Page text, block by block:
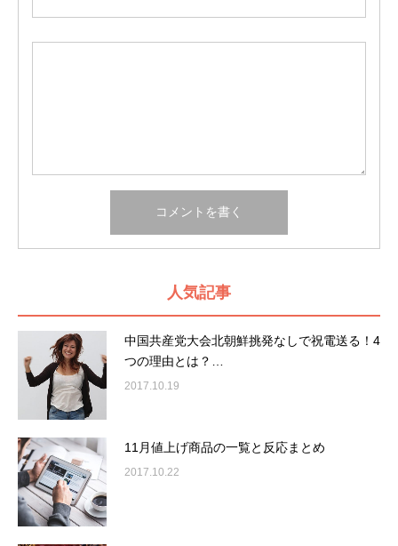
人気記事
中国共産党大会北朝鮮挑発なしで祝電送る！4
つの理由とは？…
2017.10.19
11月値上げ商品の一覧と反応まとめ
2017.10.22